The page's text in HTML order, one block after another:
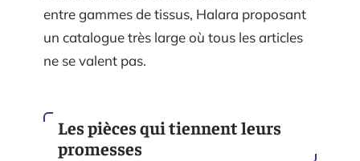
entre gammes de tissus, Halara proposant
un catalogue très large où tous les articles
ne se valent pas.
Les pièces qui tiennent leurs
promesses